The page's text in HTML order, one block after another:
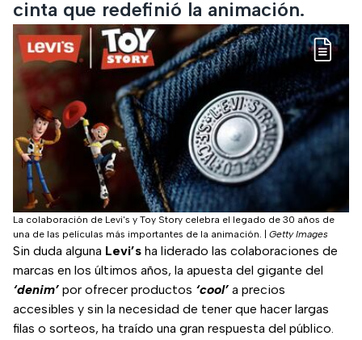
cinta que redefinió la animación.
La colaboración de Levi's y Toy Story celebra el legado de 30 años de
una de las películas más importantes de la animación.
Getty Images
Sin duda alguna Levi’s ha liderado las colaboraciones de
marcas en los últimos años, la apuesta del gigante del
‘denim’ por ofrecer productos ‘cool’ a precios
accesibles y sin la necesidad de tener que hacer largas
filas o sorteos, ha traído una gran respuesta del público.